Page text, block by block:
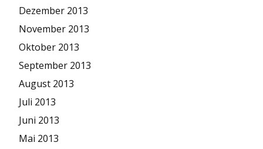
Dezember 2013
November 2013
Oktober 2013
September 2013
August 2013
Juli 2013
Juni 2013
Mai 2013